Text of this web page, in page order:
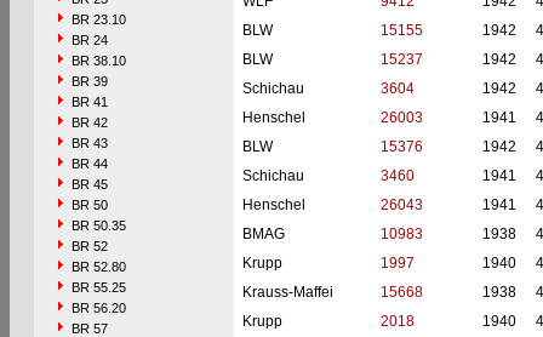
BR 23.10
BR 24
BR 38.10
BR 39
BR 41
BR 42
BR 43
BR 44
BR 45
BR 50
BR 50.35
BR 52
BR 52.80
BR 55.25
BR 56.20
BR 57
BLW
15155 1942
BLW
15237 1942
Schichau
3604 1942
Henschel
26003 1941
BLW
15376 1942
Schichau
3460 1941
Henschel
26043 1941
BMAG
10983 1938
Krupp
1997 1940
Krauss-Maffei
15668 1938
Krupp
2018 1940